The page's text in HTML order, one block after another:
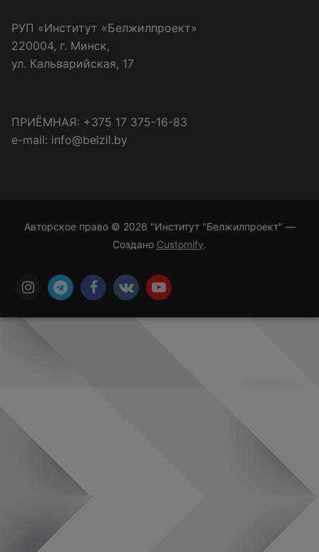
РУП «Институт «Белжилпроект»
220004, г. Минск,
ул. Кальварийская, 17
ПРИЁМНАЯ: +375 17 375-16-83
e-mail: info@belzil.by
Авторское право © 2026 "Институт "Белжилпроект" —
Создано Customify.